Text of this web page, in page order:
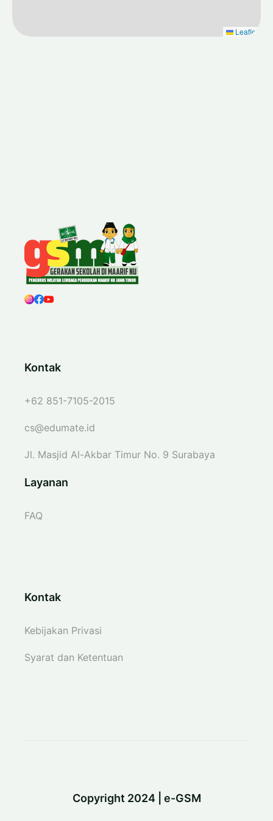
Leaflet
Kontak
+62 851-7105-2015
cs@edumate.id
Jl. Masjid Al-Akbar Timur No. 9 Surabaya
Layanan
FAQ
Kontak
Kebijakan Privasi
Syarat dan Ketentuan
Copyright 2024 | e-GSM